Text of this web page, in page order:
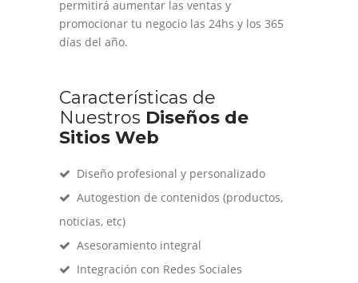
permitirá aumentar las ventas y
promocionar tu negocio las 24hs y los 365
días del año.
Características de
Nuestros Diseños de
Sitios Web
Diseño profesional y personalizado
Autogestion de contenidos (productos,
noticias, etc)
Asesoramiento integral
Integración con Redes Sociales